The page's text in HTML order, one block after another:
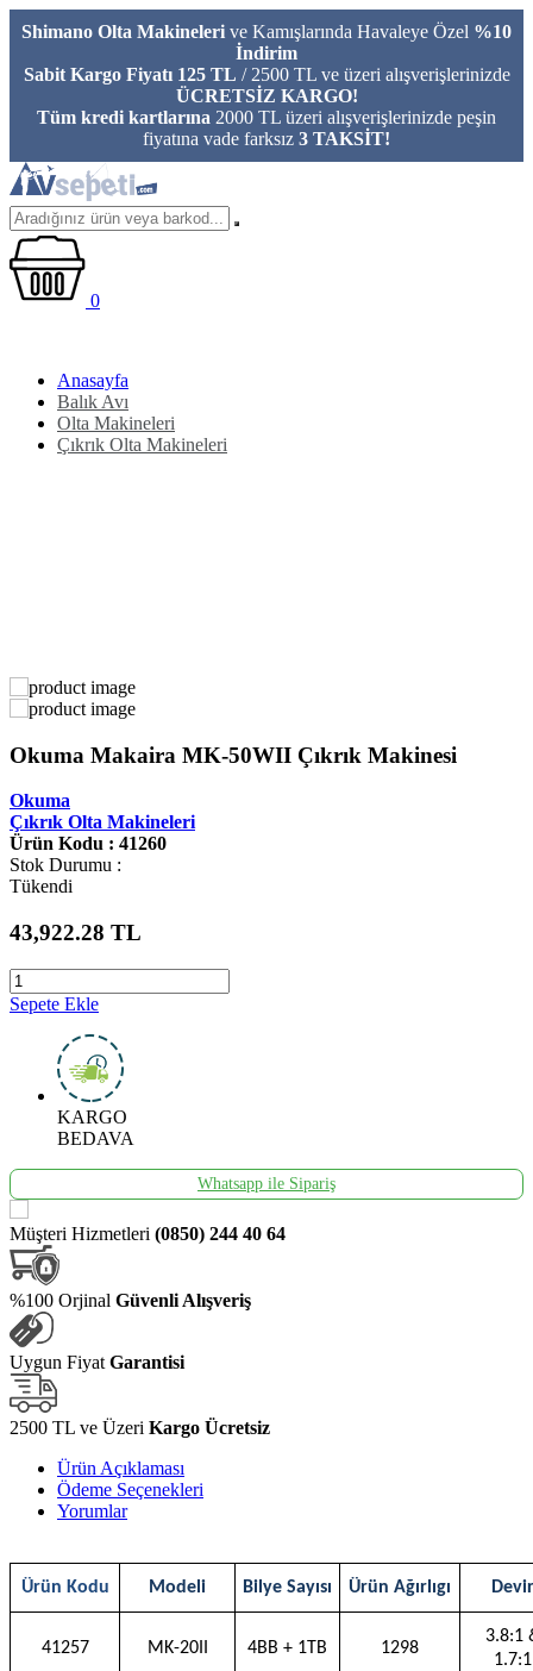
Shimano Olta Makineleri ve Kamışlarında Havaleye Özel %10
İndirim
Sabit Kargo Fiyatı 125 TL / 2500 TL ve üzeri alışverişlerinizde
ÜCRETSİZ KARGO!
Tüm kredi kartlarına 2000 TL üzeri alışverişlerinizde peşin
fiyatına vade farksız 3 TAKSİT!
0
Anasayfa
Balık Avı
Olta Makineleri
Çıkrık Olta Makineleri
Okuma Makaira MK-50WII Çıkrık Makinesi
Okuma
Çıkrık Olta Makineleri
Ürün Kodu : 41260
Stok Durumu :
Tükendi
43,922.28 TL
Sepete Ekle
KARGO
BEDAVA
Whatsapp ile Sipariş
Müşteri Hizmetleri (0850) 244 40 64
%100 Orjinal Güvenli Alışveriş
Uygun Fiyat Garantisi
2500 TL ve Üzeri Kargo Ücretsiz
Ürün Açıklaması
Ödeme Seçenekleri
Yorumlar
Ürün Kodu Modeli Bilye Sayısı Ürün Ağırlıgı Devir
41257 MK-20II 4BB + 1TB 1298
3.8:1
1.7:1